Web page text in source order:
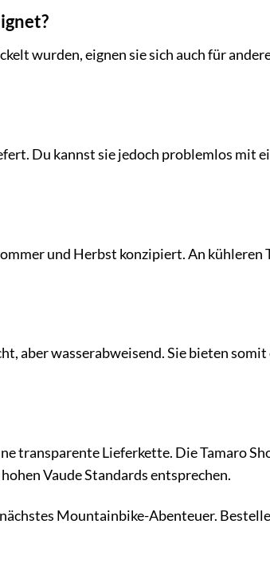
wurden, eignen sie sich auch für
Du kannst sie jedoch problemlos mit
und Herbst konzipiert. An kühleren
aber wasserabweisend. Sie bieten
transparente Lieferkette. Die Tamaro
Vaude Standards entsprechen.
Mountainbike-Abenteuer.